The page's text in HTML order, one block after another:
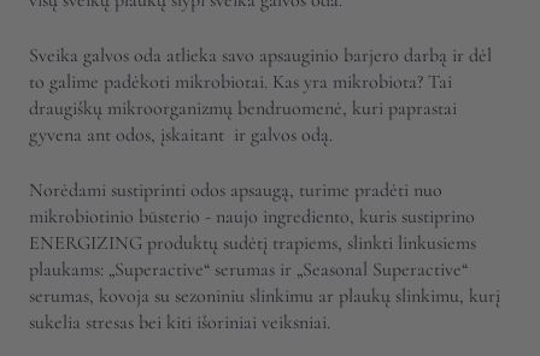
Sveika galvos oda atlieka savo apsauginio barjero darbą ir dėl
to galime padėkoti mikrobiotai. Kas yra mikrobiota? Tai
draugiškų mikroorganizmų bendruomenė, kuri paprastai
gyvena ant odos, įskaitant ir galvos odą.
Norėdami sustiprinti odos apsaugą, turime pradėti nuo
mikrobiotinio būsterio - naujo ingrediento, kuris sustiprino
ENERGIZING produktų sudėtį trapiems, slinkti linkusiems
plaukams: „Superactive“ serumas ir „Seasonal Superactive“
serumas, kovoja su sezoniniu slinkimu ar plaukų slinkimu, kurį
sukelia stresas bei kiti išoriniai veiksniai.